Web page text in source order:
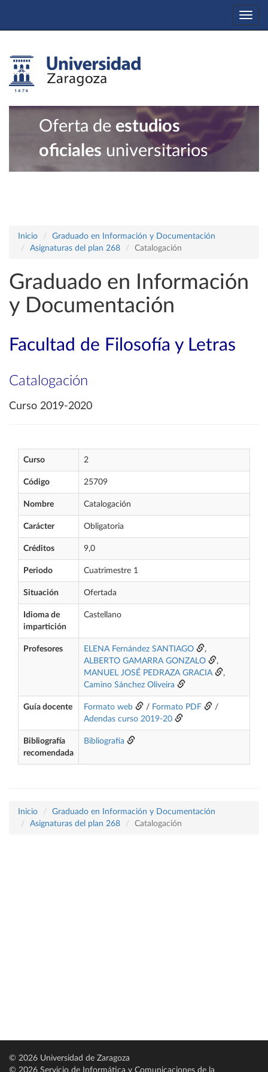
Oferta de estudios
oficiales universitarios
Inicio
Graduado en Información y Documentación
Asignaturas del plan 268
Catalogación
Graduado en Información
y Documentación
Facultad de Filosofía y Letras
Catalogación
Curso 2019-2020
Curso 2
Código 25709
Nombre Catalogación
Carácter Obligatoria
Créditos 9,0
Periodo Cuatrimestre 1
Situación Ofertada
Idioma de
impartición
Castellano
Profesores ELENA Fernández SANTIAGO
,
ALBERTO GAMARRA GONZALO
,
MANUEL JOSÉ PEDRAZA GRACIA
,
Camino Sánchez Oliveira
Guía docente Formato web / Formato PDF
/
Adendas curso 2019-20
Bibliografía
recomendada
Bibliografía
Inicio
Graduado en Información y Documentación
Asignaturas del plan 268
Catalogación
© 2026 Universidad de Zaragoza
© 2026 Servicio de Informática y Comunicaciones de la